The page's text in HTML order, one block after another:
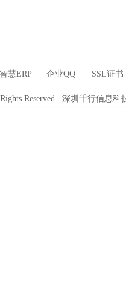
Reserved. 深圳千行信息
智慧ERP 企业QQ SSL证书